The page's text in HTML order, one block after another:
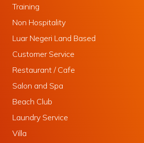
Training
Non Hospitality
Luar Negeri Land Based
Customer Service
Restaurant / Cafe
Salon and Spa
Beach Club
Laundry Service
Villa